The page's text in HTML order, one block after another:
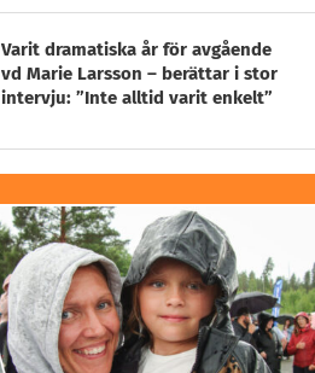
Varit dramatiska år för avgående
vd Marie Larsson – berättar i stor
intervju: ”Inte alltid varit enkelt”